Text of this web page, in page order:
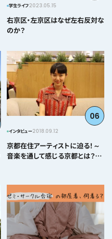
学生ライフ2023.05.15
右京区・左京区はなぜ左右反対な
のか？
06
インタビュー2018.09.12
京都在住アーティストに迫る！～
音楽を通して感じる京都とは？＠